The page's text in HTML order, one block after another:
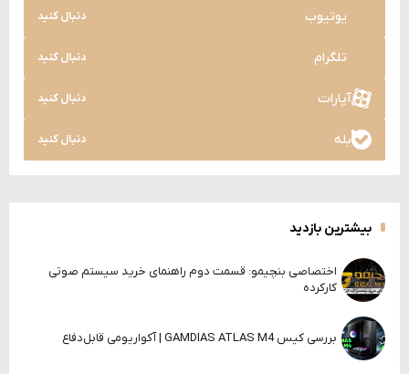
یوتیوب دنبال کنید
تلگرام دنبال کنید
آپارات دنبال کنید
بله دنبال کنید
بیشترین بازدید
اختصاصی بنچیمو: قسمت دوم راهنمای خرید سیستم صوتی
کارکرده
بررسی کیس GAMDIAS ATLAS M4 | آکواریومی قابل‌دفاع